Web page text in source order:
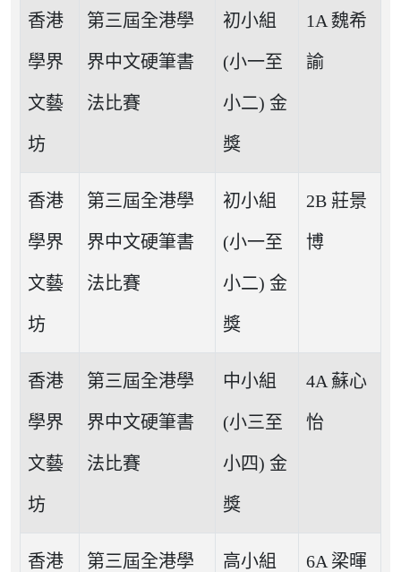
香港
學界
文藝
坊
第三屆全港學
界中文硬筆書
法比賽
初小組
(小一至
小二) 金
獎
1A 魏希
諭
香港
學界
文藝
坊
第三屆全港學
界中文硬筆書
法比賽
初小組
(小一至
小二) 金
獎
2B 莊景
博
香港
學界
文藝
坊
第三屆全港學
界中文硬筆書
法比賽
中小組
(小三至
小四) 金
獎
4A 蘇心
怡
香港 第三屆全港學 高小組 6A 梁暉